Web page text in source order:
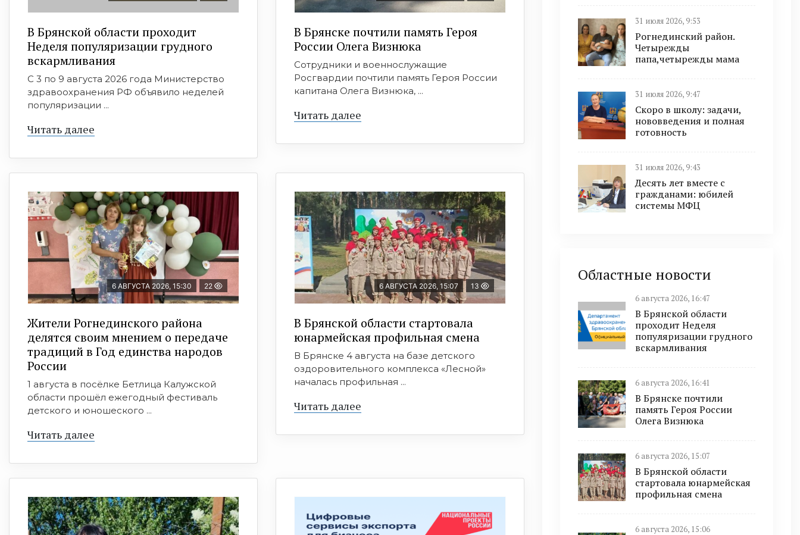
В Брянской области проходит
Неделя популяризации грудного
вскармливания
С 3 по 9 августа 2026 года Министерство
здравоохранения РФ объявило неделей
популяризации ...
Читать далее
В Брянске почтили память Героя
России Олега Визнюка
Сотрудники и военнослужащие
Росгвардии почтили память Героя России
капитана Олега Визнюка, ...
Читать далее
6 АВГУСТА 2026, 15:30 22
Жители Рогнединского района
делятся своим мнением о передаче
традиций в Год единства народов
России
1 августа в посёлке Бетлица Калужской
области прошёл ежегодный фестиваль
детского и юношеского ...
Читать далее
6 АВГУСТА 2026, 15:07 13
В Брянской области стартовала
юнармейская профильная смена
В Брянске 4 августа на базе детского
оздоровительного комплекса «Лесной»
началась профильная ...
Читать далее
31 июля 2026, 9:53
Рогнединский район.
Четырежды
папа,четырежды мама
31 июля 2026, 9:47
Скоро в школу: задачи,
нововведения и полная
готовность
31 июля 2026, 9:43
Десять лет вместе с
гражданами: юбилей
системы МФЦ
Областные новости
6 августа 2026, 16:47
В Брянской области
проходит Неделя
популяризации грудного
вскармливания
6 августа 2026, 16:41
В Брянске почтили
память Героя России
Олега Визнюка
6 августа 2026, 15:07
В Брянской области
стартовала юнармейская
профильная смена
6 августа 2026, 15:06